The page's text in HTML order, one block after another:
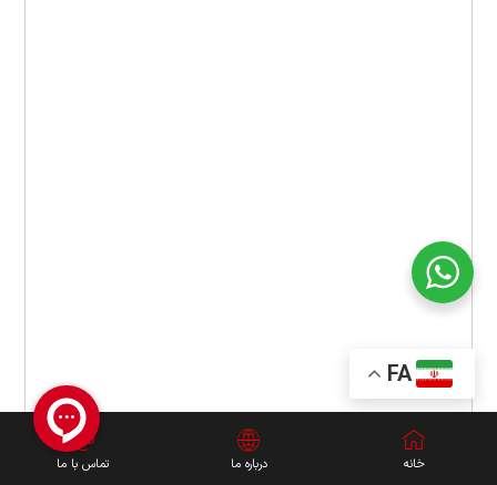
خانه درباره ما تماس با ما
FA